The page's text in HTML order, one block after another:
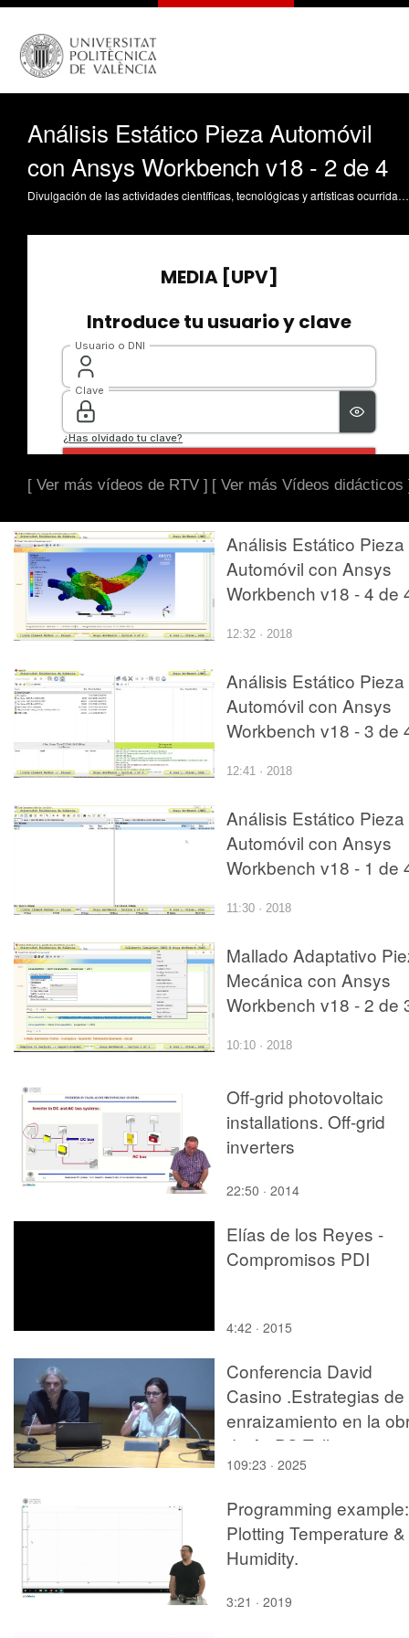
Análisis Estático Pieza Automóvil
con Ansys Workbench v18 - 2 de 4
Divulgación de las actividades científicas, tecnológicas y artísticas ocurridas en los tres campus de la UPV
[ Ver más vídeos de RTV ] [ Ver más Vídeos didácticos
Análisis Estático Pieza
Automóvil con Ansys
Workbench v18 - 4 de
12:32 · 2018
Análisis Estático Pieza
Automóvil con Ansys
Workbench v18 - 3 de
12:41 · 2018
Análisis Estático Pieza
Automóvil con Ansys
Workbench v18 - 1 de
11:30 · 2018
Mallado Adaptativo
Mecánica con Ansys
Workbench v18 - 2 de
10:10 · 2018
Off-grid photovoltaic
installations. Off-grid
inverters
22:50 · 2014
Elías de los Reyes -
Compromisos PDI
4:42 · 2015
Conferencia David
Casino .Estrategias de
enraizamiento en la
de A&PS.Taller 4
109:23 · 2025
Programming example:
Plotting Temperature &
Humidity.
3:21 · 2019